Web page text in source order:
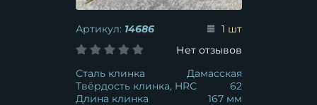
Артикул: 14686
1 шт
Нет отзывов
Сталь клинка
Дамасская
Твёрдость клинка, HRC
62
Длина клинка
167 мм